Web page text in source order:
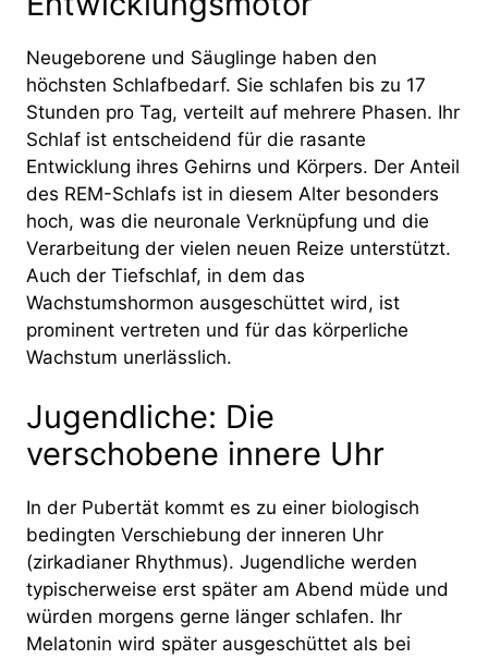
Neugeborene und Säuglinge haben den
höchsten Schlafbedarf. Sie schlafen bis zu 17
Stunden pro Tag, verteilt auf mehrere Phasen. Ihr
Schlaf ist entscheidend für die rasante
Entwicklung ihres Gehirns und Körpers. Der Anteil
des REM-Schlafs ist in diesem Alter besonders
hoch, was die neuronale Verknüpfung und die
Verarbeitung der vielen neuen Reize unterstützt.
Auch der Tiefschlaf, in dem das
Wachstumshormon ausgeschüttet wird, ist
prominent vertreten und für das körperliche
Wachstum unerlässlich.
Jugendliche: Die
verschobene innere Uhr
In der Pubertät kommt es zu einer biologisch
bedingten Verschiebung der inneren Uhr
(zirkadianer Rhythmus). Jugendliche werden
typischerweise erst später am Abend müde und
würden morgens gerne länger schlafen. Ihr
Melatonin wird später ausgeschüttet als bei